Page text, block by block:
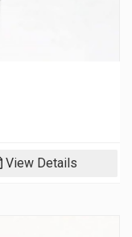
View Details